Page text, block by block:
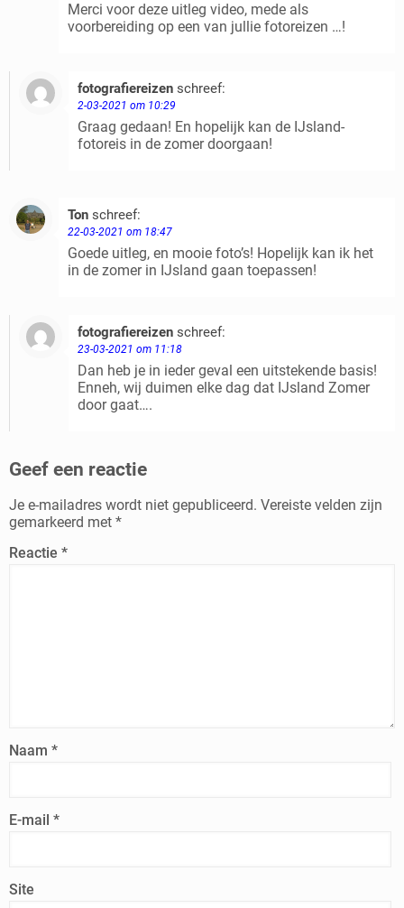
Merci voor deze uitleg video, mede als
voorbereiding op een van jullie fotoreizen …!
fotografiereizen schreef:
2-03-2021 om 10:29
Graag gedaan! En hopelijk kan de IJsland-
fotoreis in de zomer doorgaan!
Ton schreef:
22-03-2021 om 18:47
Goede uitleg, en mooie foto’s! Hopelijk kan ik het
in de zomer in IJsland gaan toepassen!
fotografiereizen schreef:
23-03-2021 om 11:18
Dan heb je in ieder geval een uitstekende basis!
Enneh, wij duimen elke dag dat IJsland Zomer
door gaat….
Geef een reactie
Je e-mailadres wordt niet gepubliceerd. Vereiste velden zijn
gemarkeerd met *
Reactie *
Naam *
E-mail *
Site